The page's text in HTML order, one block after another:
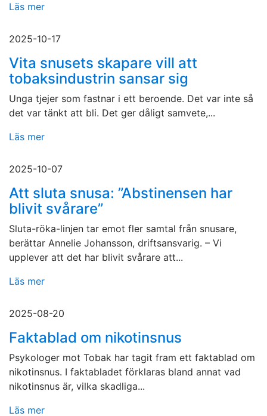
Läs mer
2025-10-17
Vita snusets skapare vill att
tobaksindustrin sansar sig
Unga tjejer som fastnar i ett beroende. Det var inte så
det var tänkt att bli. Det ger dåligt samvete,...
Läs mer
2025-10-07
Att sluta snusa: ”Abstinensen har
blivit svårare”
Sluta-röka-linjen tar emot fler samtal från snusare,
berättar Annelie Johansson, driftsansvarig. – Vi
upplever att det har blivit svårare att...
Läs mer
2025-08-20
Faktablad om nikotinsnus
Psykologer mot Tobak har tagit fram ett faktablad om
nikotinsnus. I faktabladet förklaras bland annat vad
nikotinsnus är, vilka skadliga...
Läs mer